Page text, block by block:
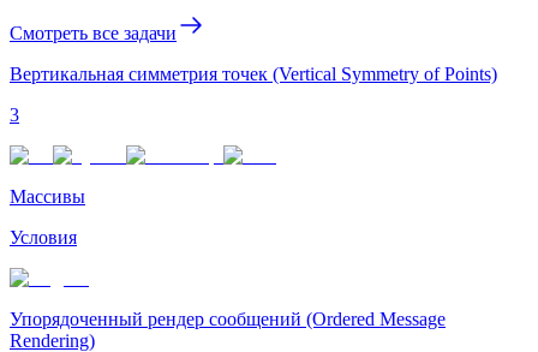
Смотреть все задачи
Вертикальная симметрия точек (Vertical Symmetry of Points)
3
Массивы
Условия
Упорядоченный рендер сообщений (Ordered Message
Rendering)